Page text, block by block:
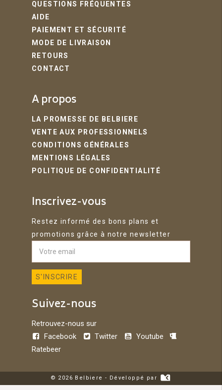
QUESTIONS FRÉQUENTES
AIDE
PAIEMENT ET SÉCURITÉ
MODE DE LIVRAISON
RETOURS
CONTACT
A propos
LA PROMESSE DE BELBIERE
VENTE AUX PROFESSIONNELS
CONDITIONS GÉNÉRALES
MENTIONS LÉGALES
POLITIQUE DE CONFIDENTIALITÉ
Inscrivez-vous
Restez informé des bons plans et
promotions grâce à notre newsletter
Suivez-nous
Retrouvez-nous sur
Facebook
Twitter
Youtube
Ratebeer
© 2026 Belbiere - Développé par